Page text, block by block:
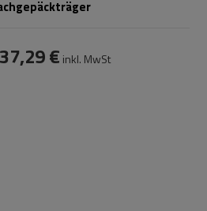
€ inkl. MwSt